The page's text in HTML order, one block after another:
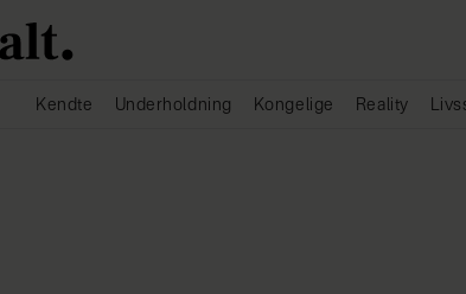
Kendte Underholdning Kongelige Reality